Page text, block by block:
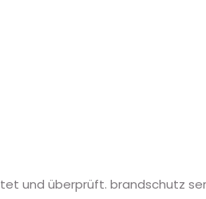
und überprüft. brandschutz